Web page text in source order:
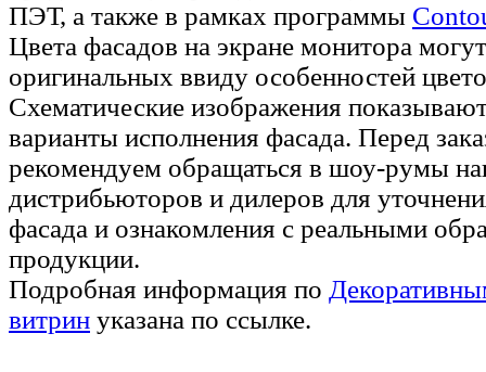
ПЭТ, а также в рамках программы
Цвета фасадов на экране монитора
оригинальных ввиду особенностей
Схематические изображения
варианты исполнения фасада. Перед
рекомендуем обращаться в шоу-румы
дистрибьюторов и дилеров для
фасада и ознакомления с реальными
продукции.
Подробная информация по
витрин указана по ссылке.